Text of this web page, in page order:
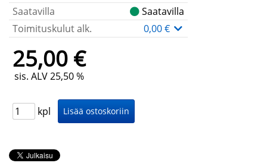
Saatavilla
Saatavilla
Toimituskulut alk.
0,00 €
25,00 €
sis. ALV 25,50 %
kpl